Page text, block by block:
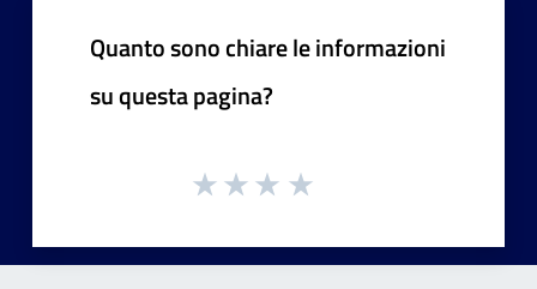
Quanto sono chiare le informazioni
su questa pagina?